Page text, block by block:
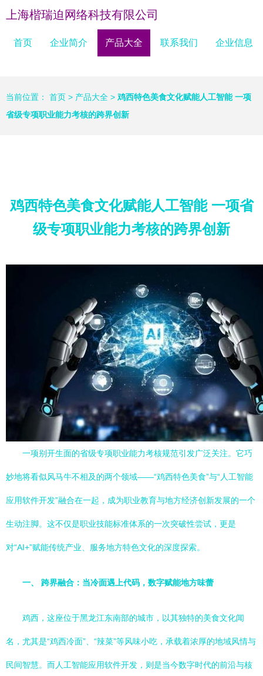
上海楷瑞迫网络科技有限公司
首页 企业简介 产品大全 联系我们 企业信息
当前位置： 首页 > 产品大全 > 鸡西特色美食文化赋能人工智能 一项
省级专项职业能力考核的跨界创新
鸡西特色美食文化赋能人工智能 一项省
级专项职业能力考核的跨界创新
一项别开生面的省级专项职业能力考核规范引发广泛关注。它巧
妙地将看似风马牛不相及的两个领域——“鸡西特色美食”与“人工智能
应用软件开发”融合在一起，成为职业教育与地方经济创新发展的一个
生动注脚。这不仅是职业技能标准体系的一次突破性尝试，更是
对“AI+”赋能传统产业、服务地方特色文化的深度探索。
一、 跨界融合：当冷面遇上代码，数字赋能地方味蕾
鸡西，这座位于黑龙江东南部的城市，以其独特的美食文化闻
名，尤其是“鸡西冷面”、“辣菜”等风味小吃，承载着浓厚的地域风情与
民间智慧。而人工智能应用软件开发，则是当今数字时代的前沿与核